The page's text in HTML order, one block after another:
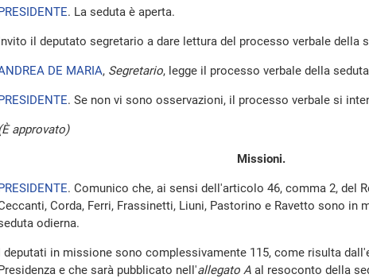
. La seduta è aperta.
il deputato segretario a dare lettura del processo verbale della
DE MARIA, Segretario, legge il processo verbale della
. Se non vi sono osservazioni, il processo verbale si
approvato)
Missioni.
. Comunico che, ai sensi dell'articolo 46, comma 2, del
Corda, Ferri, Frassinetti, Liuni, Pastorino e Ravetto sono in
odierna.
deputati in missione sono complessivamente 115, come risulta
e che sarà pubblicato nell'allegato A al resoconto della